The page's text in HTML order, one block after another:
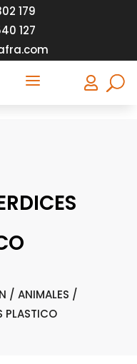
179
127
a 
/ ANIMALES /
PLASTICO